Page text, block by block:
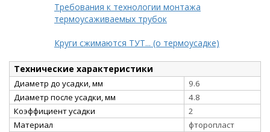
Требования к технологии монтажа
термоусаживаемых трубок
Круги сжимаются ТУТ... (о термоусадке)
Технические характеристики
Диаметр до усадки, мм
9.6
Диаметр после усадки, мм
4.8
Коэффициент усадки
2
Материал
фторопласт